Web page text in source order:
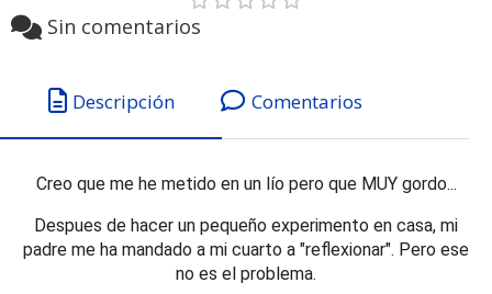
Sin comentarios
Descripción Comentarios
Creo que me he metido en un lío pero que MUY gordo...
Despues de hacer un pequeño experimento en casa, mi
padre me ha mandado a mi cuarto a "reflexionar". Pero ese
no es el problema.